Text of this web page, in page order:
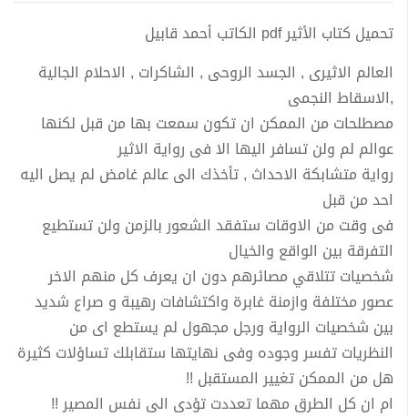
تحميل كتاب الأثير pdf الكاتب أحمد قابيل
العالم الاثيرى , الجسد الروحى , الشاكرات , الاحلام الجالية
,الاسقاط النجمى
مصطلحات من الممكن ان تكون سمعت بها من قبل لكنها
عوالم لم ولن تسافر اليها الا فى رواية الاثير
رواية متشابكة الاحداث , تأخذك الى عالم غامض لم يصل اليه
احد من قبل
فى وقت من الاوقات ستفقد الشعور بالزمن ولن تستطيع
التفرقة بين الواقع والخيال
شخصيات تتلاقي مصائرهم دون ان يعرف كل منهم الاخر
عصور مختلفة وازمنة غابرة واكتشافات رهيبة و صراع شديد
بين شخصيات الرواية ورجل مجهول لم يستطع اى من
النظريات تفسر وجوده وفى نهايتها ستقابلك تساؤلات كثيرة
هل من الممكن تغيير المستقبل !!
ام ان كل الطرق مهما تعددت تؤدى الى نفس المصير !!